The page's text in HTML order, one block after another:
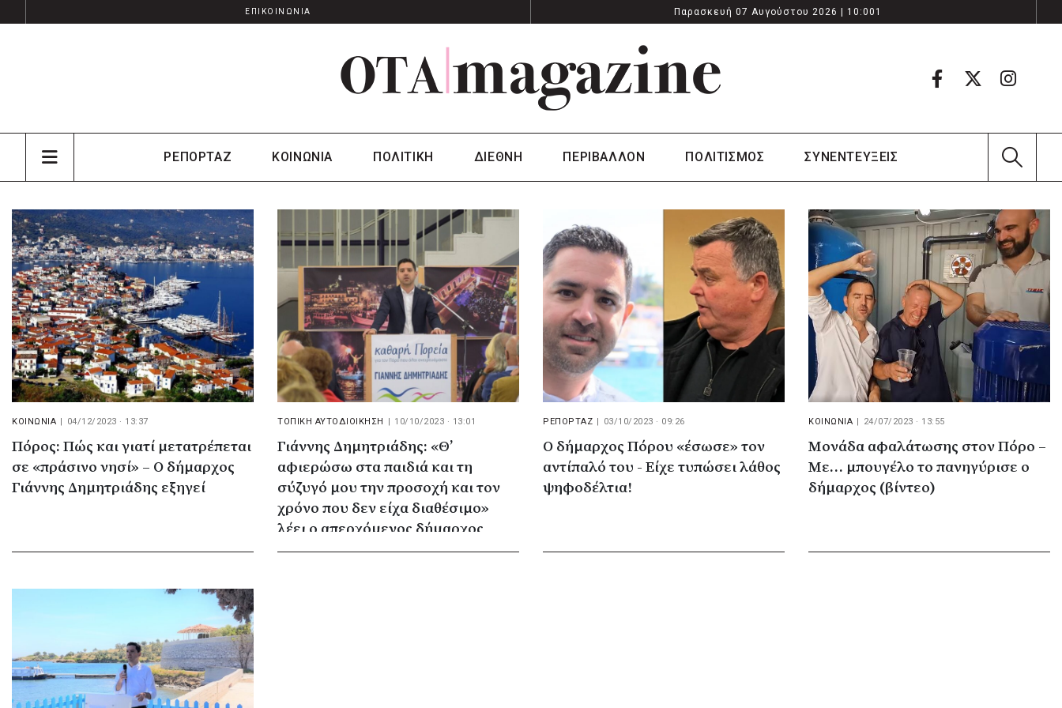
ΕΠΙΚΟΙΝΩΝΙΑ Παρασκευή 07 Αυγούστου 2026 | 10:001
ΡΕΠΟΡΤΑΖ ΚΟΙΝΩΝΙΑ ΠΟΛΙΤΙΚΗ ΔΙΕΘΝΗ ΠΕΡΙΒΑΛΛΟΝ ΠΟΛΙΤΙΣΜΟΣ ΣΥΝΕΝΤΕΥΞΕΙΣ
ΚΟΙΝΩΝΙΑ | 04/12/2023 · 13:37
Πόρος: Πώς και γιατί μετατρέπεται
σε «πράσινο νησί» – Ο δήμαρχος
Γιάννης Δημητριάδης εξηγεί
ΤΟΠΙΚΗ ΑΥΤΟΔΙΟΙΚΗΣΗ | 10/10/2023 · 13:01
Γιάννης Δημητριάδης: «Θ’
αφιερώσω στα παιδιά και τη
σύζυγό μου την προσοχή και τον
χρόνο που δεν είχα διαθέσιμο»
λέει ο απερχόμενος δήμαρχος
Πόρου
ΡΕΠΟΡΤΑΖ | 03/10/2023 · 09:26
Ο δήμαρχος Πόρου «έσωσε» τον
αντίπαλό του - Είχε τυπώσει λάθος
ψηφοδέλτια!
ΚΟΙΝΩΝΙΑ | 24/07/2023 · 13:55
Μονάδα αφαλάτωσης στον Πόρο –
Με… μπουγέλο το πανηγύρισε ο
δήμαρχος (βίντεο)